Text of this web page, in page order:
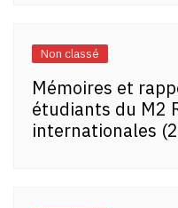
Non classé
Mémoires et
étudiants du M2
internationales